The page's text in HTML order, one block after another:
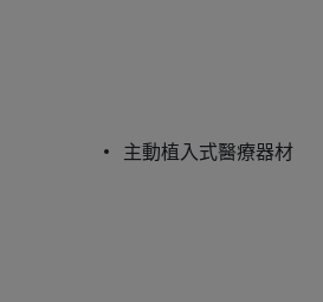
主動植入式醫療器材